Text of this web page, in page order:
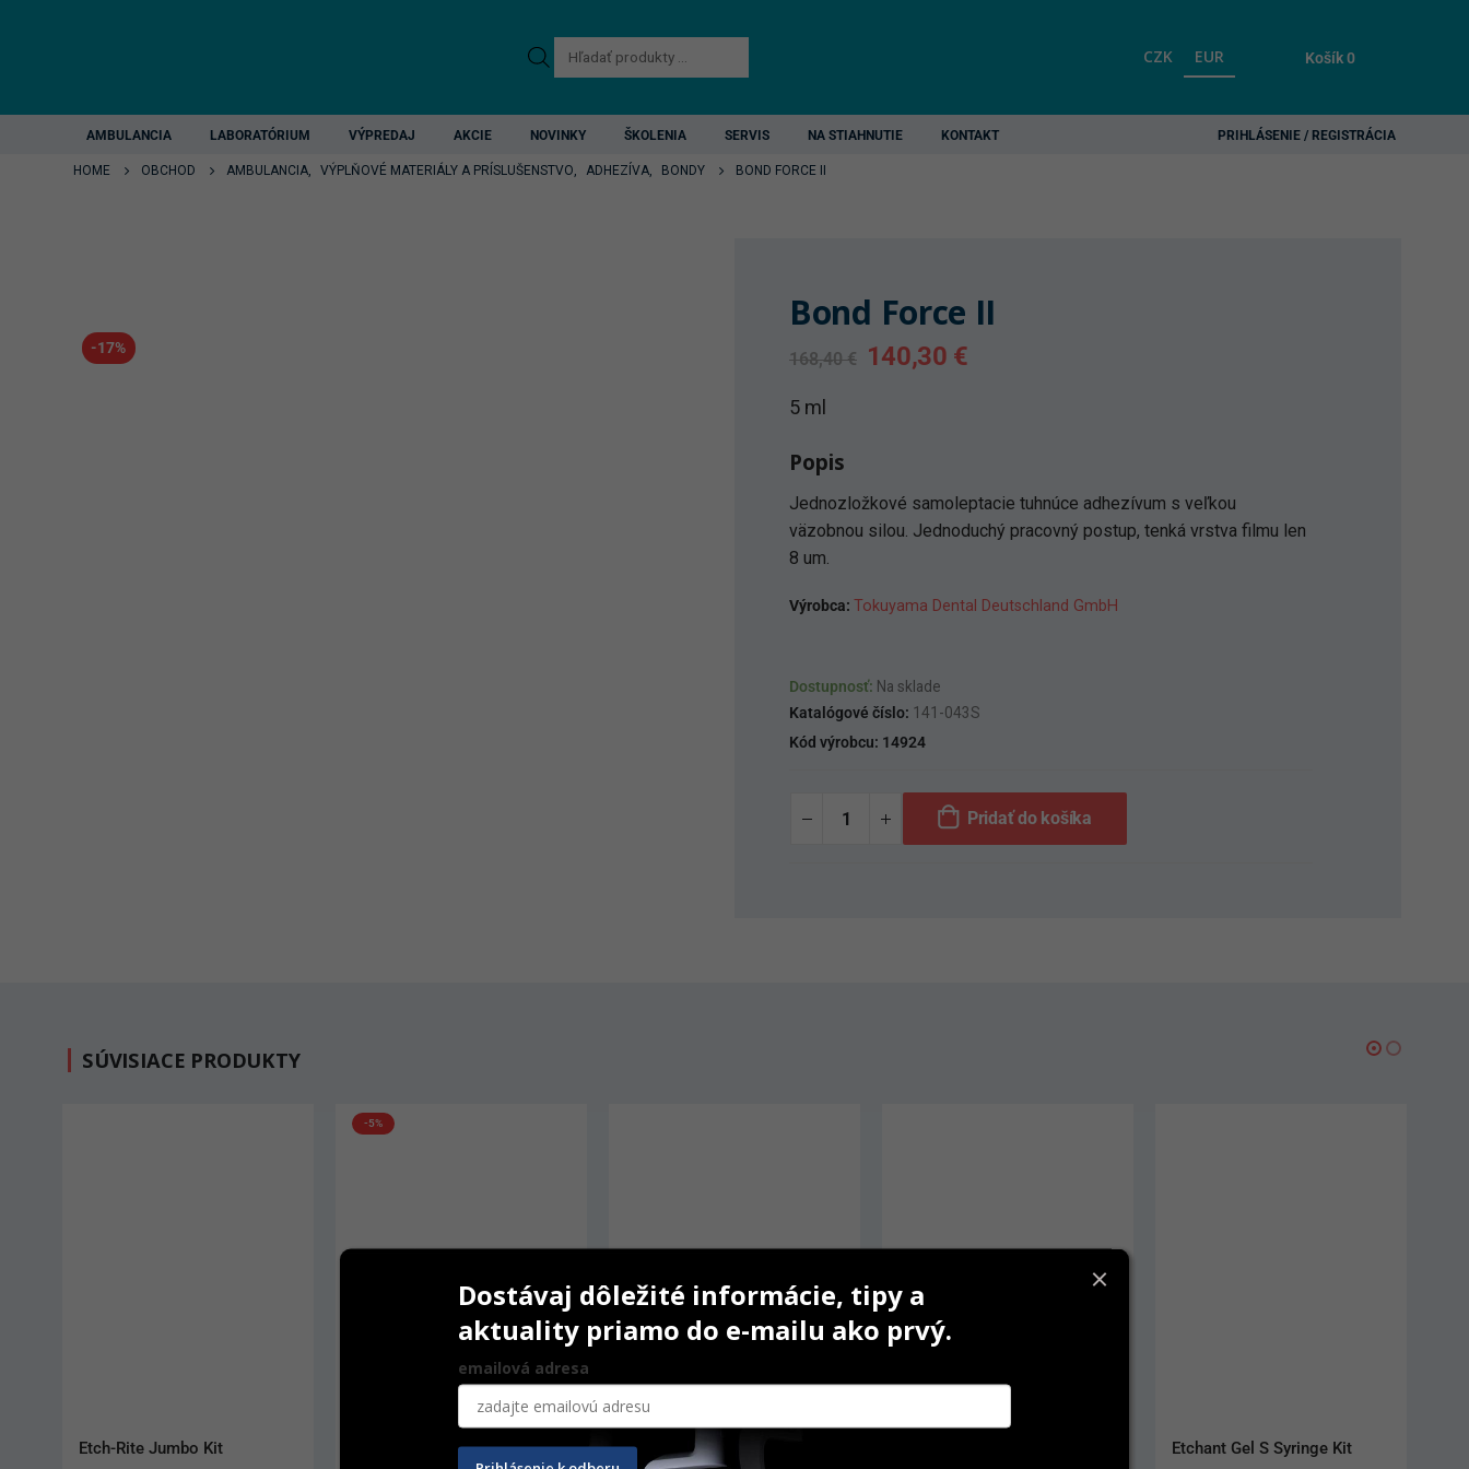
Products
search
CZK EUR Košík0
AMBULANCIA LABORATÓRIUM VÝPREDAJ AKCIE NOVINKY ŠKOLENIA SERVIS NA STIAHNUTIE KONTAKT PRIHLÁSENIE / REGISTRÁCIA
HOME OBCHOD AMBULANCIA, VÝPLŇOVÉ MATERIÁLY A PRÍSLUŠENSTVO, ADHEZÍVA, BONDY BOND FORCE II
-17%
Bond Force II
168,40€ Original
140,30 €Current
5 ml
Popis
Jednozložkové samoleptacie tuhnúce adhezívum s veľkou
väzobnou silou. Jednoduchý pracovný postup, tenká vrstva filmu len
8 um.
Výrobca: Tokuyama Dental Deutschland GmbH
Dostupnosť: Na sklade
Katalógové číslo: 141-043S
Kód výrobcu: 14924
Pridať do košíka
SÚVISIACE PRODUKTY
Adper Scotchbond Multi-
G-bond Starter Kit Unidose One Coat 7 Universal Futurabond DC
Dostávaj dôležité informácie, tipy a
aktuality priamo do e-mailu ako prvý.
emailová adresa